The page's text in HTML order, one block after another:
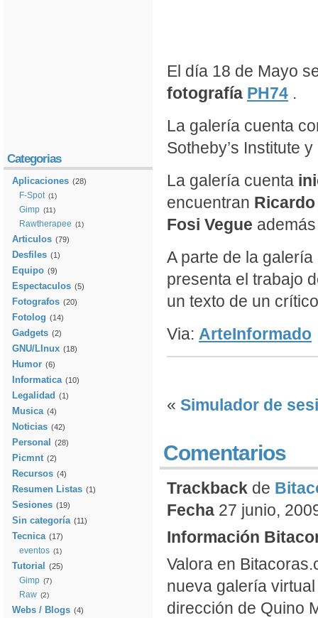
El día 18 de Mayo
fotografía PH74 .
La galería cuenta
Sotheby’s Institute
La galería cuenta
encuentran Ricardo
Fosi Vegue
A parte de la
presenta el trabajo
un texto de un
Via: ArteInformado
« Simulador de
Comentarios
Trackback de
Fecha 27 junio,
Información
Valora en
nueva galería
dirección de Quino
Categorias
Aplicaciones (28)
F-Spot (1)
Gimp (11)
Rawtherapee (1)
Articulos (79)
Desfiles (1)
Equipo (9)
Espectaculos (5)
Fotografos (20)
Fotolog (14)
Gadgets (2)
GNU/LInux (18)
Humor (6)
Informatica (10)
Legalidad (1)
Musica (4)
Noticias (42)
Personal (28)
Picmnt (2)
Recursos (4)
Resumen Listas (1)
Sesiones (19)
Sin categoría (11)
Tecnica (17)
eventos (1)
Tutorial (25)
Gimp (7)
Raw (2)
Webs / Blogs (4)